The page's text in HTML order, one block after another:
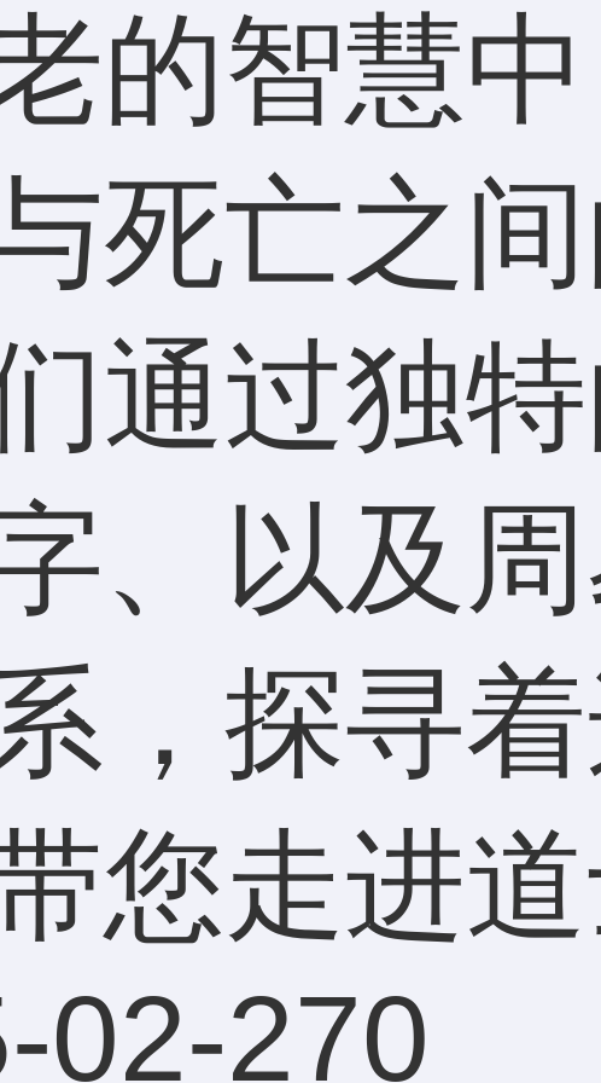
的智慧
死亡之间
通过独
、以及
，探寻
您走进
02-270